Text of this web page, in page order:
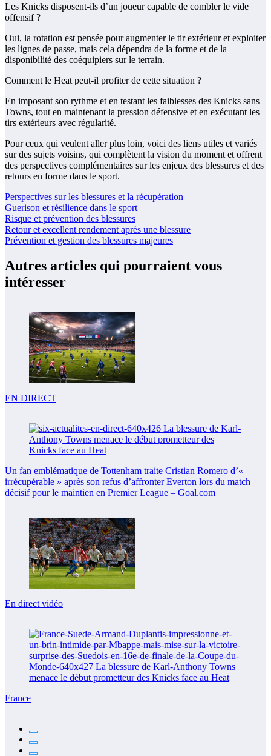
Les Knicks disposent-ils d’un joueur capable de combler le vide
offensif ?
Oui, la rotation est pensée pour augmenter le tir extérieur et exploiter
les lignes de passe, mais cela dépendra de la forme et de la
disponibilité des coéquipiers sur le terrain.
Comment le Heat peut-il profiter de cette situation ?
En imposant son rythme et en testant les faiblesses des Knicks sans
Towns, tout en maintenant la pression défensive et en exécutant les
tirs extérieurs avec régularité.
Pour ceux qui veulent aller plus loin, voici des liens utiles et variés
sur des sujets voisins, qui complètent la vision du moment et offrent
des perspectives complémentaires sur les enjeux des blessures et des
retours en forme dans le sport.
Perspectives sur les blessures et la récupération
Guerison et résilience dans le sport
Risque et prévention des blessures
Retour et excellent rendement après une blessure
Prévention et gestion des blessures majeures
Autres articles qui pourraient vous
intéresser
EN DIRECT
Un fan emblématique de Tottenham traite Cristian Romero d’«
irrécupérable » après son refus d’affronter Everton lors du match
décisif pour le maintien en Premier League – Goal.com
En direct vidéo
France